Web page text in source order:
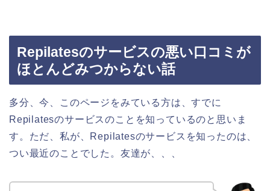
Repilatesのサービスの悪い口コミが
ほとんどみつからない話
多分、今、このページをみている方は、すでに
Repilatesのサービスのことを知っているのと思いま
す。ただ、私が、Repilatesのサービスを知ったのは、
つい最近のことでした。友達が、、、